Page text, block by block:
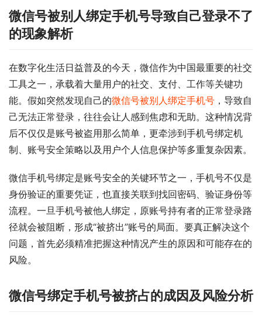
微信号被别人绑定手机号导致自己登录不了
的现象解析
在数字化生活日益普及的今天，微信作为中国最重要的社交
工具之一，承载着大量用户的社交、支付、工作等关键功
能。假如突然发现自己的微信号被别人绑定手机号 ，导致自
己无法正常登录，往往会让人感到焦虑和无助。这种情况背
后不仅仅是账号被盗用那么简单，更牵涉到手机号绑定机
制、账号安全策略以及用户个人信息保护等多重复杂因素。
微信手机号绑定是账号安全的关键环节之一，手机号不仅是
身份验证的重要凭证，也直接关联到找回密码、验证身份等
流程。一旦手机号被他人绑定，原账号持有者的正常登录路
径就会被阻断，形成“被挤出”账号的局面。要真正解决这个
问题，首先必须精准把握这种情况产生的原因和可能存在的
风险。
微信号绑定手机号被挤占的成因及风险分析